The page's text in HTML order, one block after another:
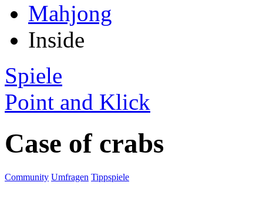
Mahjong
Inside
Spiele
Point and Klick
Case of crabs
Community Umfragen Tippspiele